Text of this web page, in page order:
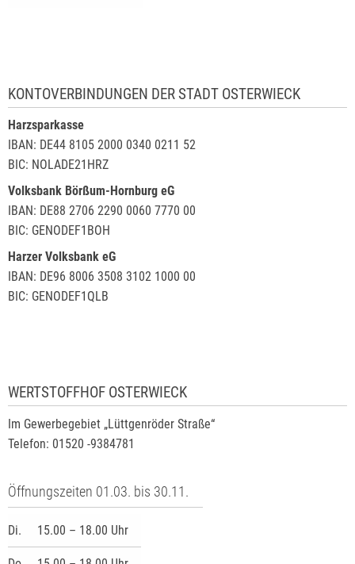
KONTOVERBINDUNGEN DER STADT OSTERWIECK
Harzsparkasse
IBAN: DE44 8105 2000 0340 0211 52
BIC: NOLADE21HRZ
Volksbank Börßum-Hornburg eG
IBAN: DE88 2706 2290 0060 7770 00
BIC: GENODEF1BOH
Harzer Volksbank eG
IBAN: DE96 8006 3508 3102 1000 00
BIC: GENODEF1QLB
WERTSTOFFHOF OSTERWIECK
Im Gewerbegebiet „Lüttgenröder Straße“
Telefon: 01520 -9384781
Öffnungszeiten 01.03. bis 30.11.
Di. 15.00 – 18.00 Uhr